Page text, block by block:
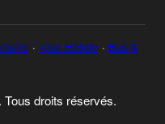
· Tour Hebdo · Bus &
droits réservés.